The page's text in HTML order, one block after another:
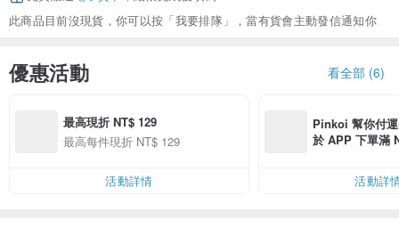
此商品目前沒現貨，你可以按「我要排隊」，當有貨會主動發信通知你
優惠活動 看全部 (6)
最高現折 NT$ 129
最高每件現折 NT$ 129
活動詳情
Pinkoi 幫你付
於 APP 下單滿
活動詳